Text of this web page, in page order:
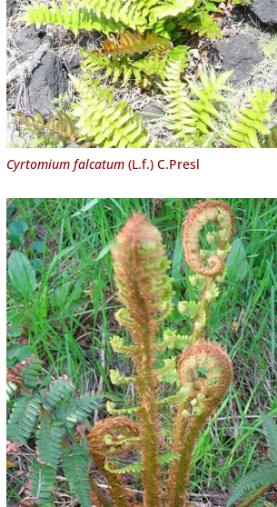
Cyrtomium falcatum(L.f.) C.Presl